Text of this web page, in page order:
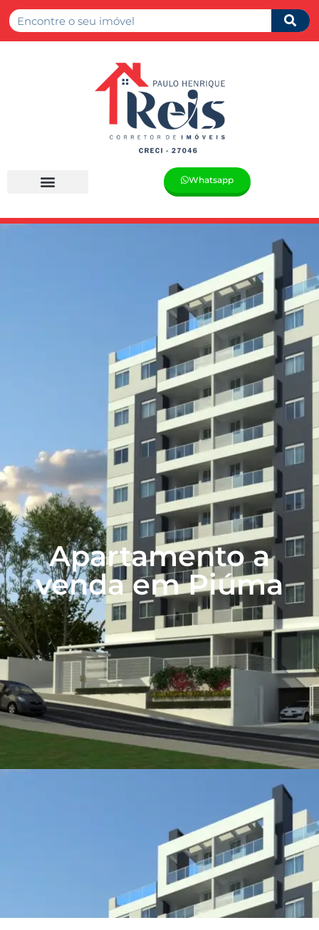
Whatsapp
Apartamento a
venda em Piúma